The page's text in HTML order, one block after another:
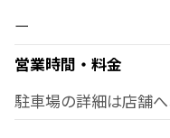
ー
営業時間・料金
駐車場の詳細は店舗